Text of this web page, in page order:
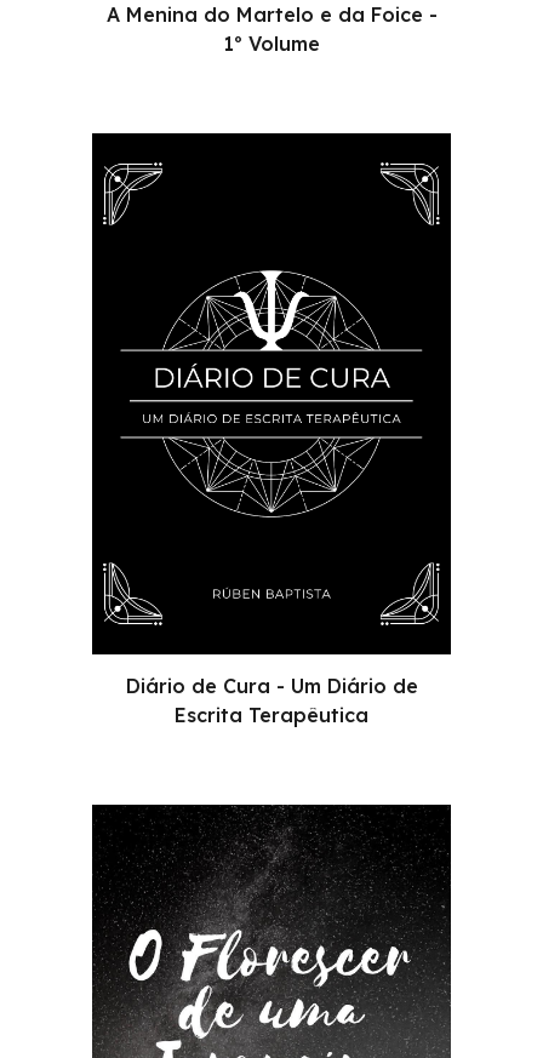
A Menina do Martelo e da Foice -
1º Volume
Diário de Cura - Um Diário de
Escrita Terapêutica